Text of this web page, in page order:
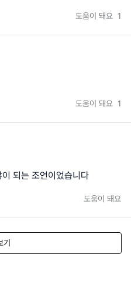
도움이 돼요 1
도움이 돼요 1
되는 조언이었습니다
도움이 돼요
기